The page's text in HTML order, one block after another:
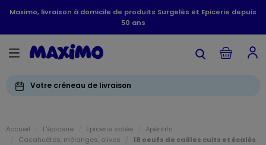
Maximo, livraison à domicile de produits Surgelés et Epicerie depuis
50 ans
Votre créneau de livraison
Accueil L'épicerie Epicerie salée
Apéritifs
Cacahuètes, mélanges, olives
18 oeufs de cailles cuits et écalés